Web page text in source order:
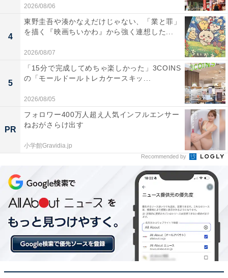
2026/08/06
4
東野圭吾や湊かなえだけじゃない、「業と罪」
を描く『映画ちいかわ』から強く連想した...
2026/08/07
5
「15分で完成してめちゃ楽しかった」3COINS
の「モールドールトレカケースキッ...
2026/08/05
PR
フォロワー400万人超え人気インフルエンサー
ねおがさらけ出す
小学館Gravidia.jp
Recommended by